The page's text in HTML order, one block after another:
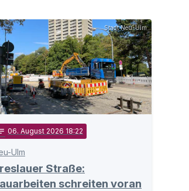
Stadt Neu-Ulm
06. August 2026 18:22
Ulm
Straße:
schreiten voran